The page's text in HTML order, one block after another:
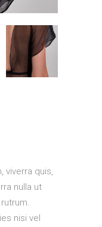
viverra quis,
nulla ut
nisi vel